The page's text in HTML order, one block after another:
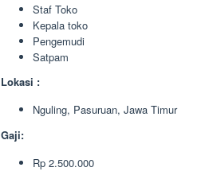
Staf Toko
Kepala toko
Pengemudi
Satpam
Lokasi :
Nguling, Pasuruan, Jawa Timur
Gaji:
Rp 2.500.000